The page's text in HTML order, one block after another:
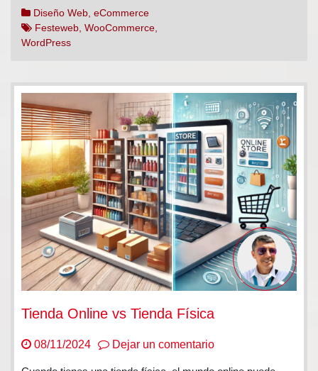
Diseño Web eCommerce
Festeweb WooCommerce
WordPress
Tienda Online vs Tienda Física
08/11/2024 Dejar un comentarioen